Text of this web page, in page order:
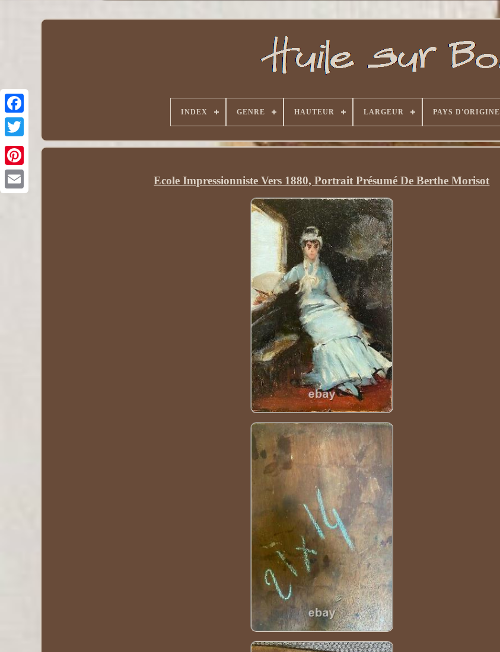
INDEX GENRE HAUTEUR LARGEUR PAYS D'ORIGINE
Ecole Impressionniste Vers 1880, Portrait Présumé De Berthe Morisot